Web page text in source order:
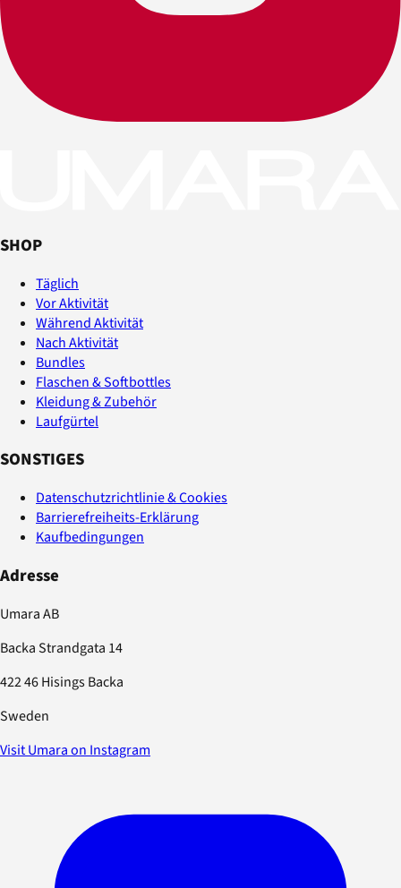
SHOP
Täglich
Vor Aktivität
Während Aktivität
Nach Aktivität
Bundles
Flaschen & Softbottles
Kleidung & Zubehör
Laufgürtel
SONSTIGES
Datenschutzrichtlinie & Cookies
Barrierefreiheits-Erklärung
Kaufbedingungen
Adresse
Umara AB
Backa Strandgata 14
422 46 Hisings Backa
Sweden
Visit Umara on Instagram